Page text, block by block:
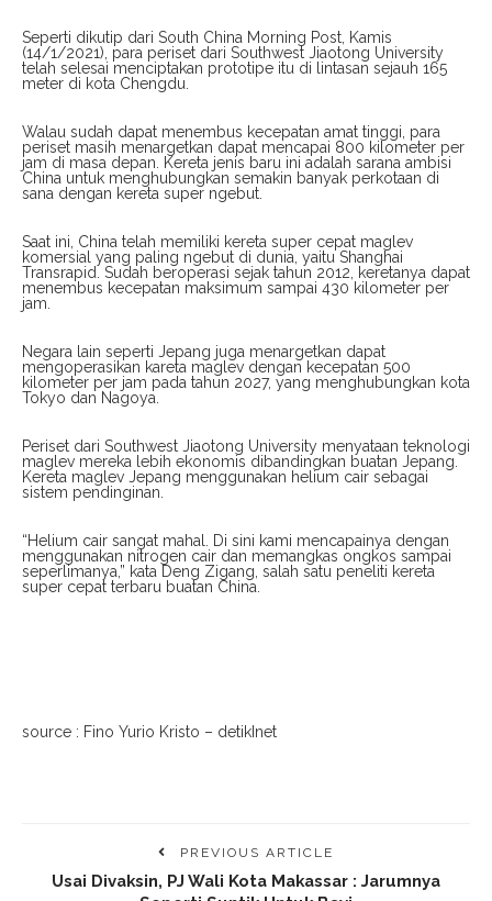
Seperti dikutip dari South China Morning Post, Kamis
(14/1/2021), para periset dari Southwest Jiaotong University
telah selesai menciptakan prototipe itu di lintasan sejauh 165
meter di kota Chengdu.
Walau sudah dapat menembus kecepatan amat tinggi, para
periset masih menargetkan dapat mencapai 800 kilometer per
jam di masa depan. Kereta jenis baru ini adalah sarana ambisi
China untuk menghubungkan semakin banyak perkotaan di
sana dengan kereta super ngebut.
Saat ini, China telah memiliki kereta super cepat maglev
komersial yang paling ngebut di dunia, yaitu Shanghai
Transrapid. Sudah beroperasi sejak tahun 2012, keretanya dapat
menembus kecepatan maksimum sampai 430 kilometer per
jam.
Negara lain seperti Jepang juga menargetkan dapat
mengoperasikan kareta maglev dengan kecepatan 500
kilometer per jam pada tahun 2027, yang menghubungkan kota
Tokyo dan Nagoya.
Periset dari Southwest Jiaotong University menyataan teknologi
maglev mereka lebih ekonomis dibandingkan buatan Jepang.
Kereta maglev Jepang menggunakan helium cair sebagai
sistem pendinginan.
“Helium cair sangat mahal. Di sini kami mencapainya dengan
menggunakan nitrogen cair dan memangkas ongkos sampai
seperlimanya,” kata Deng Zigang, salah satu peneliti kereta
super cepat terbaru buatan China.
source : Fino Yurio Kristo – detikInet
PREVIOUS ARTICLE
Usai Divaksin, PJ Wali Kota Makassar : Jarumnya